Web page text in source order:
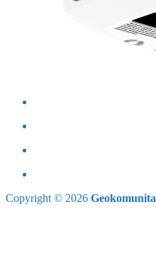
Copyright © 2026 Geokomunita